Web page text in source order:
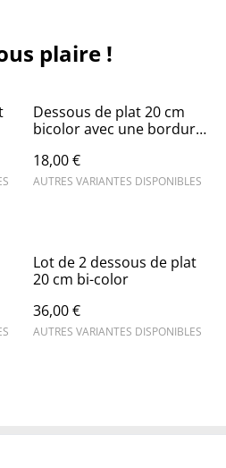
plaire !
Dessous de plat 20 cm
bicolor avec une bordure
18,00 €
AUTRES VARIANTES DISPONIBLES
Lot de 2 dessous de plat
20 cm bi-color
36,00 €
AUTRES VARIANTES DISPONIBLES